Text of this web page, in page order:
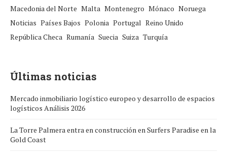
Macedonia del Norte Malta Montenegro Mónaco Noruega
Noticias Países Bajos Polonia Portugal Reino Unido
República Checa Rumanía Suecia Suiza Turquía
Últimas noticias
Mercado inmobiliario logístico europeo y desarrollo de espacios
logísticos Análisis 2026
La Torre Palmera entra en construcción en Surfers Paradise en la
Gold Coast